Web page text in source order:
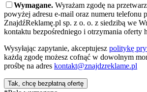
Wymagane. Wyrażam zgodę na
powyżej adresu e-mail oraz numeru telefonu
ZnajdźReklamę.pl sp. z o. o. z siedzibą we
kontaktu bezpośredniego i otrzymania oferty
Wysyłając zapytanie, akceptujesz politykę
każdą zgodę możesz cofnąć w dowolnym
prośbę na adres kontakt@znajdzreklame.pl
Tak, chcę bezpłatną ofertę